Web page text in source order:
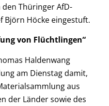
den Thüringer AfD-
Björn Höcke eingestuft.
von Flüchtlingen“
Haldenwang
am Dienstag damit,
aus
der Länder sowie des